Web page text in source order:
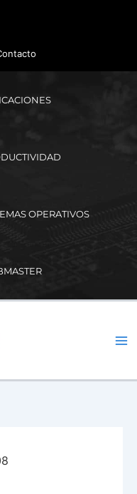
OPERATIVOS